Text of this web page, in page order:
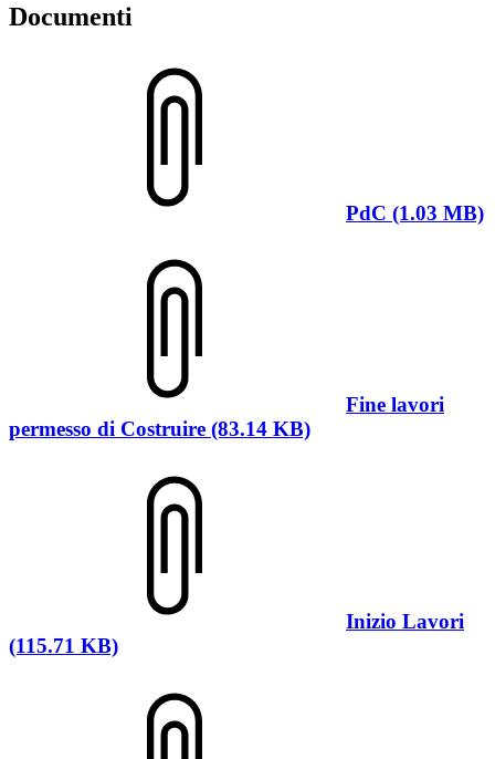
Documenti
PdC (1.03 MB)
Fine lavori
permesso di Costruire (83.14 KB)
Inizio Lavori
(115.71 KB)